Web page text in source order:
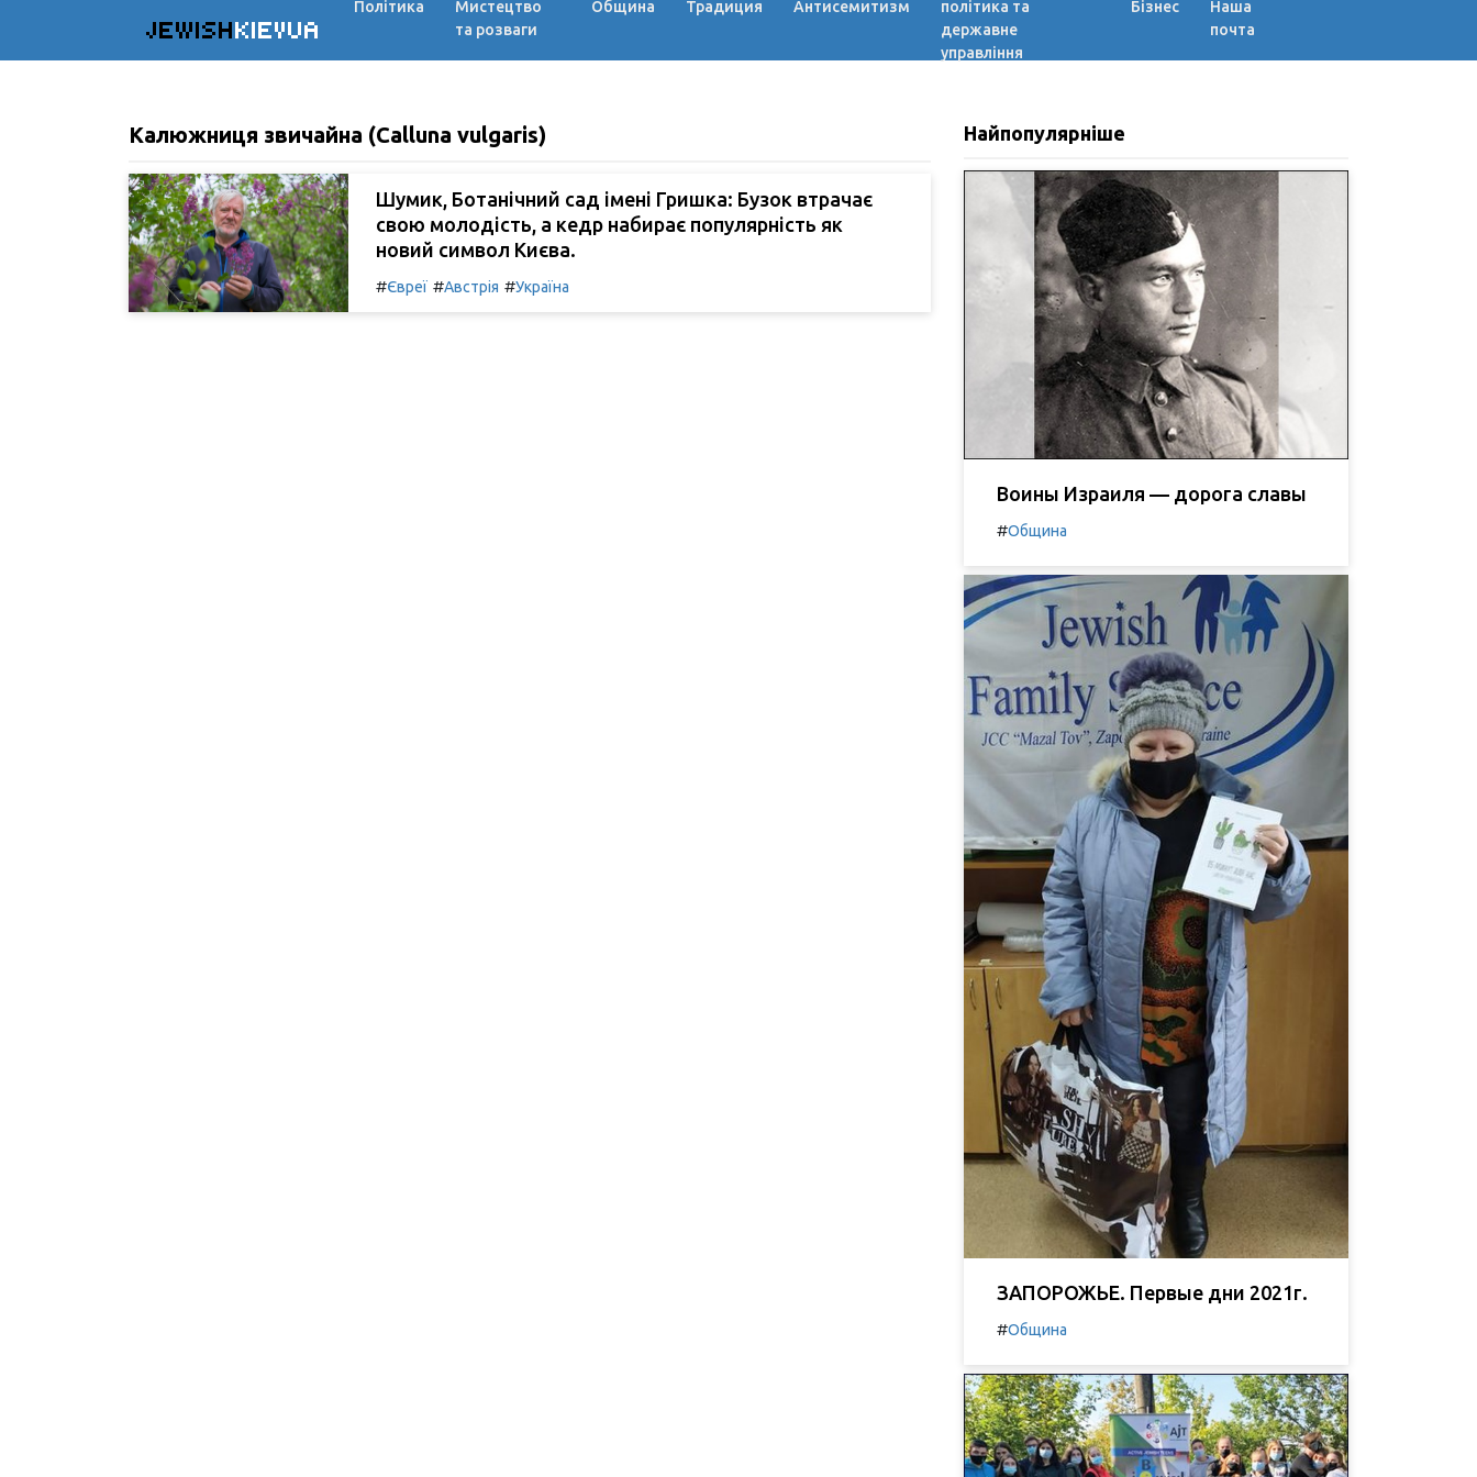
JEWISHKIEVUA
Політика
Мистецтво
та розваги
Община Традиция Антисемитизм
політика та
державне
управління
Бізнес
Наша
почта
Калюжниця звичайна (Calluna vulgaris)
Шумик, Ботанічний сад імені Гришка: Бузок втрачає
свою молодість, а кедр набирає популярність як
новий символ Києва.
#Євреї #Австрія #Україна
Найпопулярніше
Воины Израиля — дорога славы
#Община
ЗАПОРОЖЬЕ. Первые дни 2021г.
#Община